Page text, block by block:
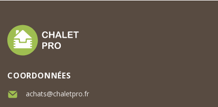
COORDONNÉES
achats@chaletpro.fr